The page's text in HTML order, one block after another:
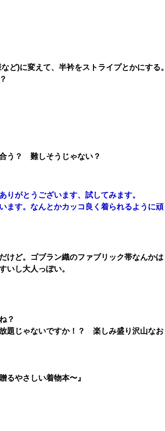
ど)に変えて、半衿をストライプとかにする。
う？ 難しそうじゃない？
りがとうございます、試してみます。
ます。なんとかカッコ良く着られるように頑
けど。ゴブラン織のファブリック帯なんかは
いし大人っぽい。
？
題じゃないですか！？ 楽しみ盛り沢山なお
るやさしい着物本〜』